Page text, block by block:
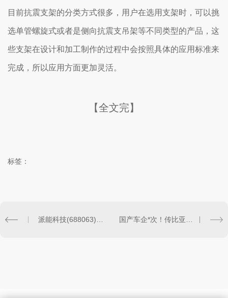
目前抗震支架的分类方式很多，用户在选用支架时，可以挑
选单管螺旋式或者是侧向抗震支吊架等不同类型的产品，这
些支架在设计和加工制作的过程中会按照具体的应用标准来
完成，所以应用方面更加灵活。
【全文完】
标签：